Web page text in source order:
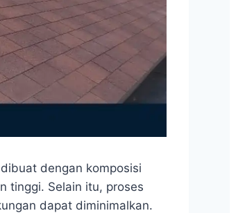
dengan komposisi
tinggi. Selain itu, proses
dapat diminimalkan.